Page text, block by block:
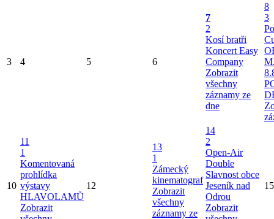
3 4 5 6
7
2
Kosí bratři
Koncert Easy
Company
Zobrazit
všechny
záznamy ze
dne
8
3
10
11
1
Komentovaná
prohlídka
výstavy
HLAVOLAMŮ
Zobrazit
12
13
1
Zámecký
kinematograf
Zobrazit
všechny
záznamy ze
14
2
Open-Air
Double
Slavnost obce
Jeseník nad
Odrou
Zobrazit
15